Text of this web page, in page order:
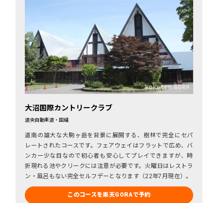
大沼国際カントリークラブ
道央自動車道・国縫
道南の雄大な大駒ヶ岳を背景に展開する、樹林で完全にセパ
レートされたコースです。フェアウェイはフラットで広め、バ
ンカー少な目なので初心者も安心してプレイできますが、時
折現れる池やクリークには注意が必要です。火曜日はレストラ
ン・風呂もない完全セルフデーとなります（22年7月現在）。
このコースを楽天GORAで予約